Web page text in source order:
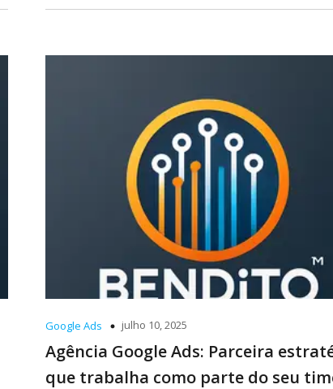
Google Ads julho 10, 2025
Agência Google Ads: Parceira
que trabalha como parte do seu